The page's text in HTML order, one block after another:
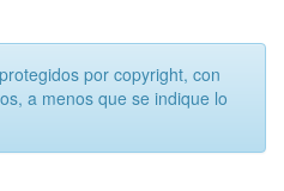
por copyright, con
a menos que se indique lo